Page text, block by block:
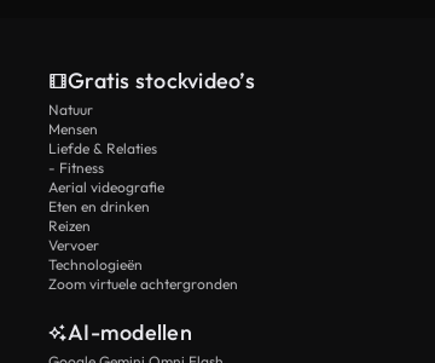
Gratis stockvideo’s
Natuur
Mensen
Liefde & Relaties
- Fitness
Aerial videografie
Eten en drinken
Reizen
Vervoer
Technologieën
Zoom virtuele achtergronden
AI-modellen